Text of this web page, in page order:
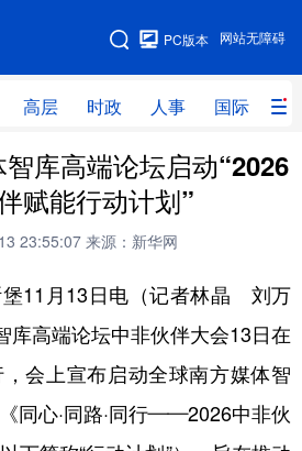
网站无障碍
PC版本
高层 时政 人事 国际 财
网站地图
时政 人事
网评
量子 体育
健康 军事
件 金融 汽车
智库高端论坛启动“2026
赋能行动计划”
23:55:07 来源：新华网
11月13日电（记者林晶 刘万
库高端论坛中非伙伴大会13日在
会上宣布启动全球南方媒体智
同心·同路·同行——2026中非伙